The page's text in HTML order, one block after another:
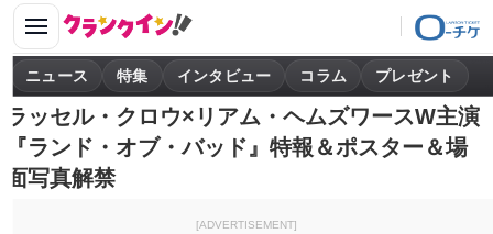
ニュース 特集 インタビュー コラム プレゼント
ラッセル・クロウ×リアム・ヘムズワースW主演
『ランド・オブ・バッド』特報＆ポスター＆場
面写真解禁
[ADVERTISEMENT]